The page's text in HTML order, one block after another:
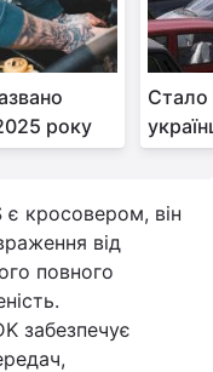
року
Стало
кросовером, він
від
повного
забезпечує